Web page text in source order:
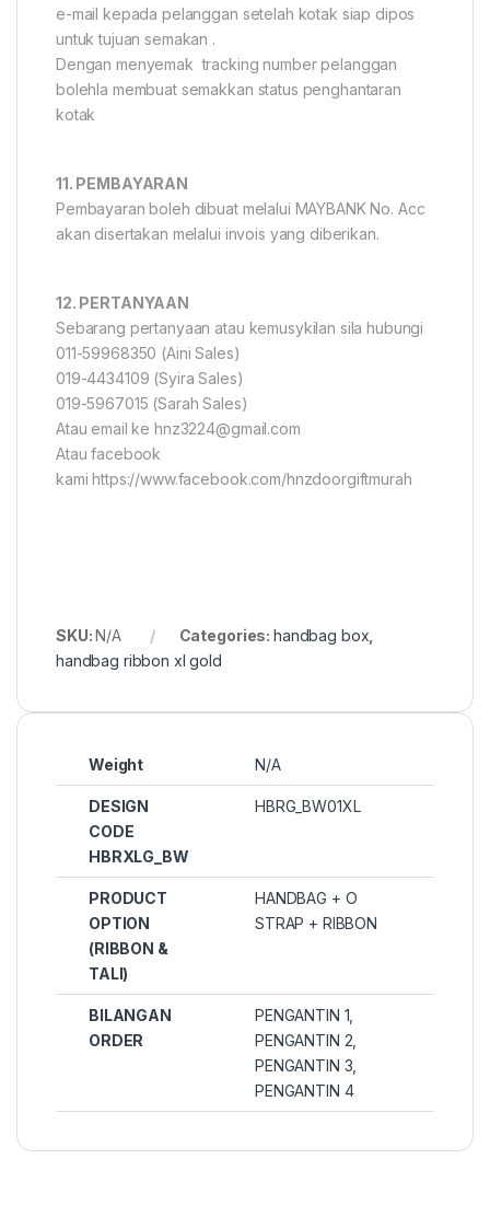
e-mail kepada pelanggan setelah kotak siap dipos
untuk tujuan semakan .
Dengan menyemak tracking number pelanggan
bolehla membuat semakkan status penghantaran
kotak
11. PEMBAYARAN
Pembayaran boleh dibuat melalui MAYBANK No. Acc
akan disertakan melalui invois yang diberikan.
12. PERTANYAAN
Sebarang pertanyaan atau kemusykilan sila hubungi
011-59968350 (Aini Sales)
019-4434109 (Syira Sales)
019-5967015 (Sarah Sales)
Atau email ke hnz3224@gmail.com
Atau facebook
kami https://www.facebook.com/hnzdoorgiftmurah
SKU:N/A Categories: handbag box
handbag ribbon xl gold
Weight N/A
DESIGN
CODE
HBRXLG_BW
HBRG_BW01XL
PRODUCT
OPTION
(RIBBON &
TALI)
HANDBAG + O
STRAP + RIBBON
BILANGAN
ORDER
PENGANTIN 1,
PENGANTIN 2,
PENGANTIN 3,
PENGANTIN 4